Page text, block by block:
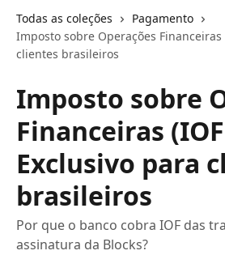
Todas as coleções
Pagamento
Imposto sobre Operações Financeiras
clientes brasileiros
Imposto sobre
Financeiras
Exclusivo para
brasileiros
Por que o banco cobra IOF das
assinatura da Blocks?